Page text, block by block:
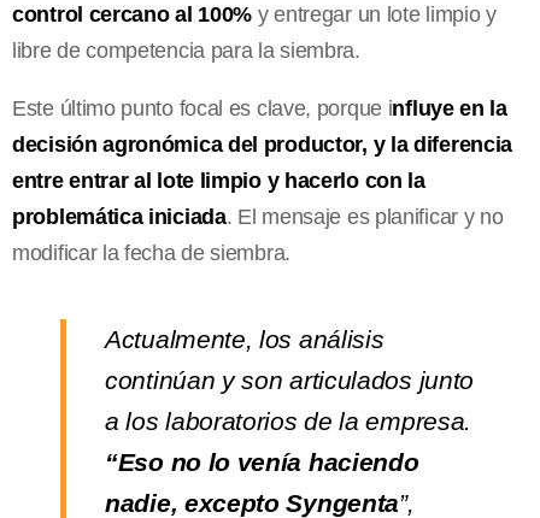
control cercano al 100% y entregar un lote limpio y
libre de competencia para la siembra.
Este último punto focal es clave, porque influye en la
decisión agronómica del productor, y la diferencia
entre entrar al lote limpio y hacerlo con la
problemática iniciada. El mensaje es planificar y no
modificar la fecha de siembra.
Actualmente, los análisis
continúan y son articulados junto
a los laboratorios de la empresa.
“Eso no lo venía haciendo
nadie, excepto Syngenta”,